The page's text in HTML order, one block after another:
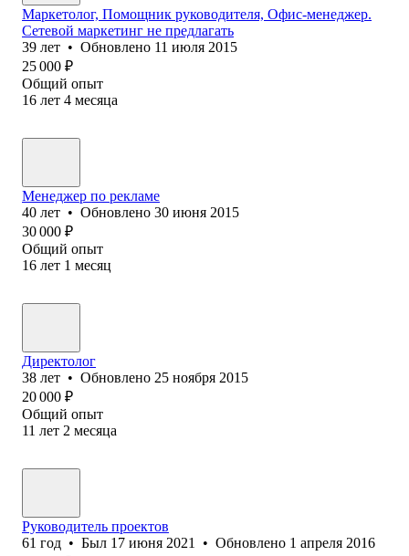
Маркетолог, Помощник руководителя, Офис-менеджер.
Сетевой маркетинг не предлагать
39 лет • Обновлено 11 июля 2015
25 000 ₽
Общий опыт
16 лет 4 месяца
Менеджер по рекламе
40 лет • Обновлено 30 июня 2015
30 000 ₽
Общий опыт
16 лет 1 месяц
Директолог
38 лет • Обновлено 25 ноября 2015
20 000 ₽
Общий опыт
11 лет 2 месяца
Руководитель проектов
61 год • Был 17 июня 2021 • Обновлено 1 апреля 2016